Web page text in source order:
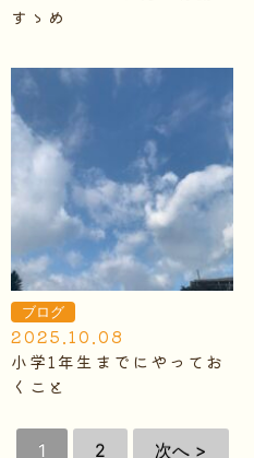
すゝめ
ブログ
2025.10.08
小学1年生までにやってお
くこと
1 2 次へ >